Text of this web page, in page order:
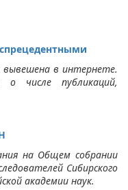
вывешена в интернете.
числе публикаций,
на Общем собрании
Сибирского
академии наук.